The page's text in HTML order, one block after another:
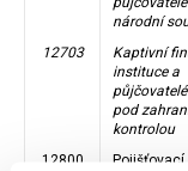
národní
12703
Kaptivní
instituce a
pod
kontrolou
12800
Pojišťovací